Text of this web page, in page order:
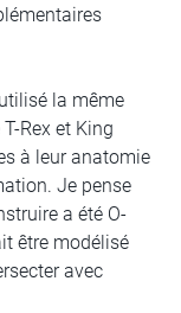
la même
Rex et King
à leur anatomie
Je pense
a été O-
être modélisé
avec